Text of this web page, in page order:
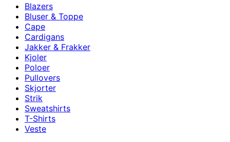
Blazers
Bluser & Toppe
Cape
Cardigans
Jakker & Frakker
Kjoler
Poloer
Pullovers
Skjorter
Strik
Sweatshirts
T-Shirts
Veste